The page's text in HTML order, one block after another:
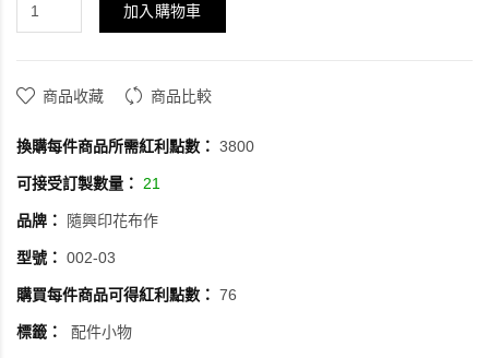
加入購物車
商品收藏 商品比較
換購每件商品所需紅利點數： 3800
可接受訂製數量： 21
品牌： 隨興印花布作
型號： 002-03
購買每件商品可得紅利點數： 76
標籤： 配件小物